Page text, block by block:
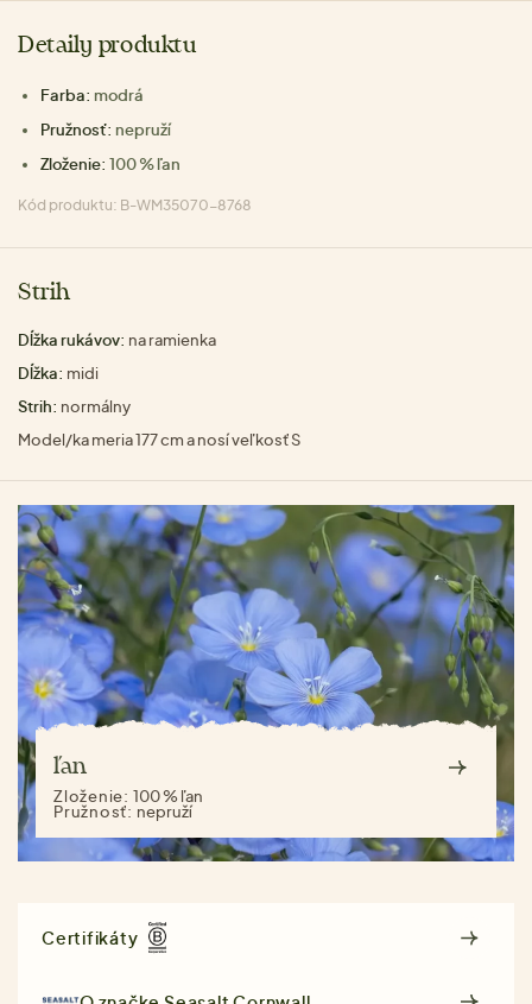
Detaily produktu
Farba: modrá
Pružnosť: nepruží
Zloženie: 100 % ľan
Kód produktu: B-WM35070-8768
Strih
Dĺžka rukávov: na ramienka
Dĺžka: midi
Strih: normálny
Model/ka meria 177 cm a nosí veľkosť S
ľan
Zloženie: 100 % ľan
Pružnosť: nepruží
Certifikáty